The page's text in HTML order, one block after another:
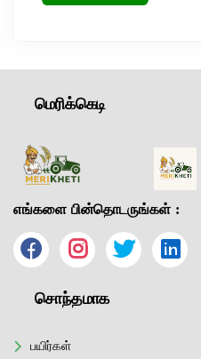
மெரிக்கெடி
எங்களை பின்தொடருங்கள் :
சொந்தமாக
பயிர்கள்